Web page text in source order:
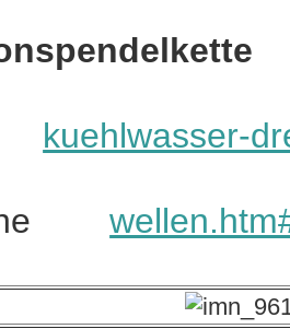
kuehlwasser-